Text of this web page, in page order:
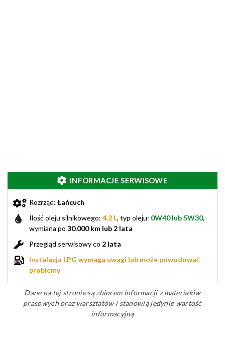
INFORMACJE SERWISOWE
Rozrząd: Łańcuch
Ilość oleju silnikowego: 4.2 L, typ oleju: 0W40 lub 5W30,
wymiana po 30.000 km lub 2 lata
Przegląd serwisowy co 2 lata
Instalacja LPG wymaga uwagi lub może powodować
problemy
Dane na tej stronie są zbiorem informacji z materiałów
prasowych oraz warsztatów i stanowią jedynie wartość
informacyjną